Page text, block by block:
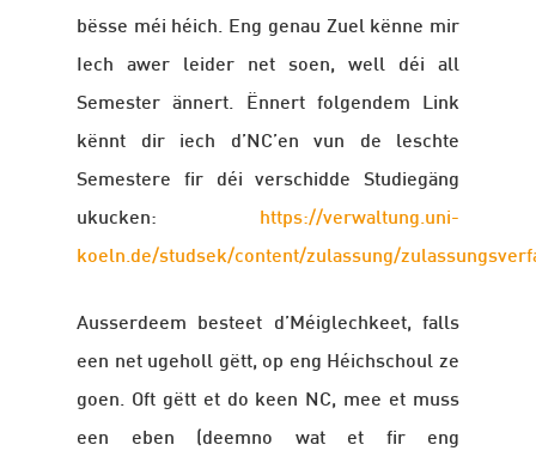
bësse méi héich. Eng genau Zuel kënne mir
Iech awer leider net soen, well déi all
Semester ännert. Ënnert folgendem Link
kënnt dir iech d’NC’en vun de leschte
Semestere fir déi verschidde Studiegäng
ukucken: https://verwaltung.uni-
koeln.de/studsek/content/zulassung/
Ausserdeem besteet d’Méiglechkeet, falls
een net ugeholl gëtt, op eng Héichschoul ze
goen. Oft gëtt et do keen NC, mee et muss
een eben (deemno wat et fir eng